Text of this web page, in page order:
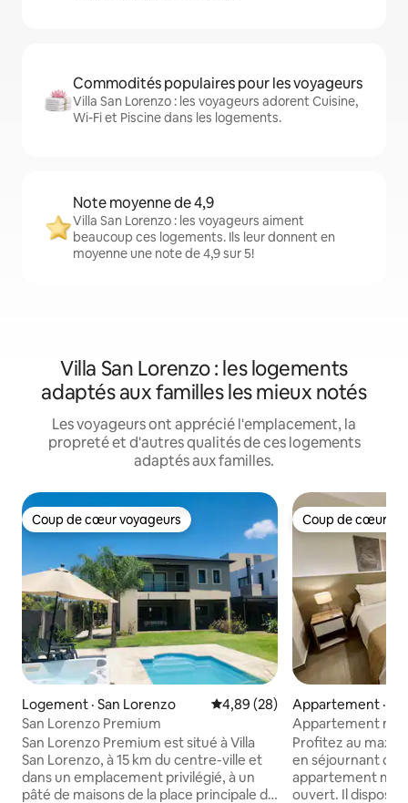
Commodités populaires pour les voyageurs
Villa San Lorenzo : les voyageurs adorent Cuisine,
Wi-Fi et Piscine dans les logements.
Note moyenne de 4,9
Villa San Lorenzo : les voyageurs aiment
beaucoup ces logements. Ils leur donnent en
moyenne une note de 4,9 sur 5!
Villa San Lorenzo : les logements
adaptés aux familles les mieux notés
Les voyageurs ont apprécié l'emplacement, la
propreté et d'autres qualités de ces logements
adaptés aux familles.
Coup de cœur voyageurs
Coup de cœur voyageurs
Logement · San Lorenzo Note moyenne de 4,89 sur 5,
4,89 (28)
San Lorenzo Premium
San Lorenzo Premium est situé à Villa
San Lorenzo, à 15 km du centre-ville et
dans un emplacement privilégié, à un
pâté de maisons de la place principale de
Coup de cœur
Coup de cœur
Appartement ·
Appartement
pour les vacances
Profitez au
en séjournant
appartement
ouvert. Il dispose d'un lit pour 2